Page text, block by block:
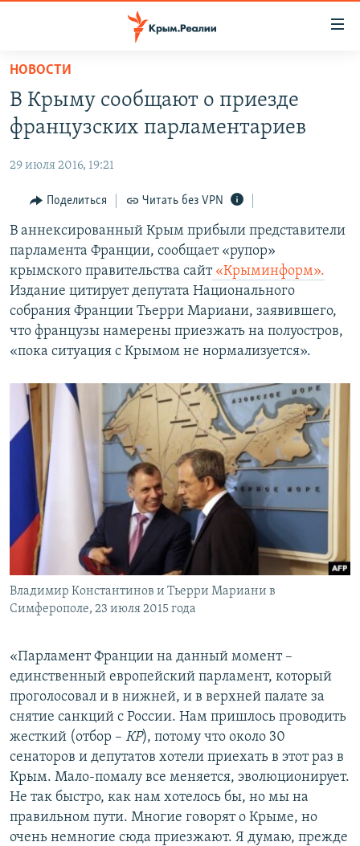
Вернуться
основному
содержанию
Вернутся
навигации
Вернутся
поиску
СПЕЦПРОЕКТЫ
КАРТА ВОЕННЫХ ОБЪЕКТОВ КРЫМА
11 ЛЕТ ОККУПАЦИИ КРЫМА. 11 ИСТОРИЙ СОПРОТИВЛЕНИЯ
ВОДА
ИСТОРИЯ
ЕЩЕ
ИНТЕРАКТИВ
ТЕЛЕПРОЕКТ КРЫМ.РЕАЛИИ
СОВЕТЫ ПРАВОЗАЩИТНИКОВ
ПРОПАВШИЕ БЕЗ ВЕСТИ
КРЫМ.НЕПОКОРЕННЫЙ
ELIFBE
УКРАИНСКАЯ ПРОБЛЕМА КРЫМА
РАДІО СВОБОДА
КАК ОБОЙТИ БЛОКИРОВКУ
Українською
Qırımtatar
Все сайты RFE/RL
НОВОСТИ
В Крыму сообщают о приезде
французских парламентариев
29 июля 2016, 19:21
Поделиться Читать без VPN
В аннексированный Крым прибыли представители
парламента Франции, сообщает «рупор»
крымского правительства сайт«Крыминформ».
Издание цитирует депутата Национального
собрания Франции Тьерри Мариани, заявившего,
что французы намерены приезжать на полуостров,
«пока ситуация с Крымом не нормализуется».
Владимир Константинов и Тьерри Мариани в
Симферополе, 23 июля 2015 года
«Парламент Франции на данный момент –
единственный европейский парламент, который
проголосовал и в нижней, и в верхней палате за
снятие санкций с России. Нам пришлось проводить
жесткий (отбор – КР), потому что около 30
сенаторов и депутатов хотели приехать в этот раз в
Крым. Мало-помалу все меняется, эволюционирует.
Не так быстро, как нам хотелось бы, но мы на
правильном пути. Многие говорят о Крыме, но
очень немногие сюда приезжают. Я думаю, прежде